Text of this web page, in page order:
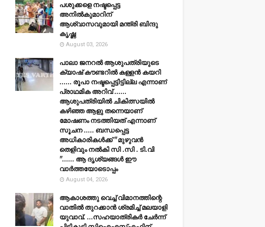
പശുക്കളെ നഷ്ടപ്പെട്ട
അനിൽകുമാറിന്
ആശ്വാസവുമായി മന്ത്രി ബിന്ദു
കൃഷ്ണ
August 03, 2026
പാലാ ജനറൽ ആശുപത്രിയുടെ
ക്യാഷ് കൗണ്ടറിൽ കള്ളൻ കയറി
...... രൂപാ നഷ്ടപ്പെട്ടിട്ടില്ല എന്നാണ്
പ്രാഥമിക അറിവ് ......
ആശുപത്രിയിൽ ചികിത്സയിൽ
കഴിഞ്ഞ ആളു തന്നെയാണ്
മോഷണം നടത്തിയത് എന്നാണ്
സൂചന ..... ബന്ധപ്പെട്ട
അധികാരികൾക്ക് "മുഴുവൻ
തെളിവും നൽകി സി .സി . ടി.വി
"...... ആ ദൃശ്യങ്ങൾ ഈ
വാർത്തയോടൊപ്പം
August 04, 2026
ആകാശത്തു വെച്ച് വിമാനത്തിന്റെ
വാതില്‍ തുറക്കാന്‍ ശ്രമിച്ച് മലയാളി
യുവാവ്. ...സഹയാത്രികര്‍ ചേര്‍ന്ന്